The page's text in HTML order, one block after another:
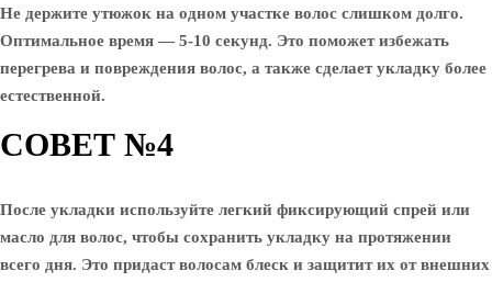
Не держите утюжок на одном участке волос слишком долго.
Оптимальное время — 5-10 секунд. Это поможет избежать
перегрева и повреждения волос, а также сделает укладку более
естественной.
СОВЕТ №4
После укладки используйте легкий фиксирующий спрей или
масло для волос, чтобы сохранить укладку на протяжении
всего дня. Это придаст волосам блеск и защитит их от внешних